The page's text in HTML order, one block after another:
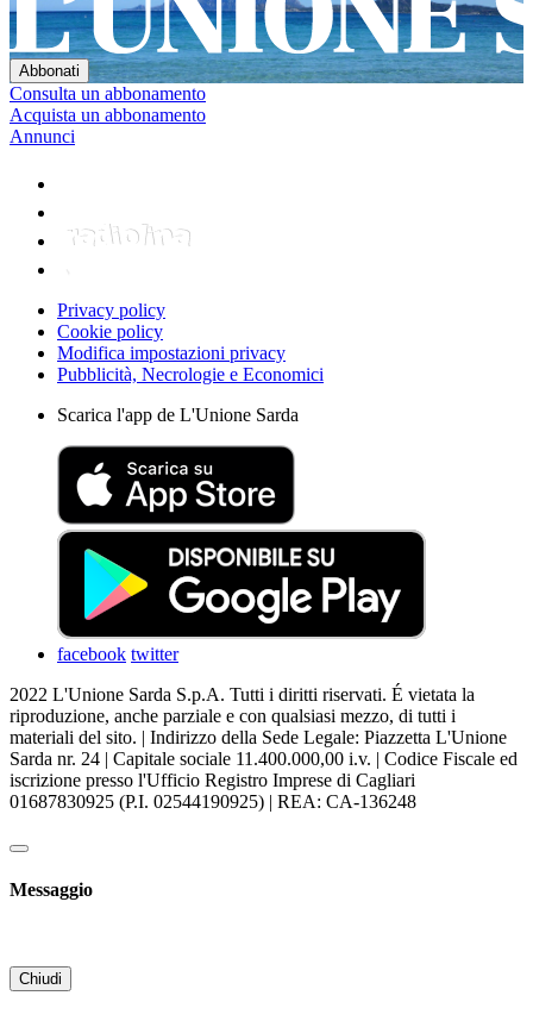
Consulta un abbonamento
Acquista un abbonamento
Annunci
Privacy policy
Cookie policy
Modifica impostazioni privacy
Pubblicità, Necrologie e Economici
Scarica l'app de L'Unione Sarda
facebook twitter
2022 L'Unione Sarda S.p.A. Tutti i diritti riservati. É vietata la
riproduzione, anche parziale e con qualsiasi mezzo, di tutti i
materiali del sito. | Indirizzo della Sede Legale: Piazzetta L'Unione
Sarda nr. 24 | Capitale sociale 11.400.000,00 i.v. | Codice Fiscale ed
iscrizione presso l'Ufficio Registro Imprese di Cagliari
01687830925 (P.I. 02544190925) | REA: CA-136248
Messaggio
Chiudi